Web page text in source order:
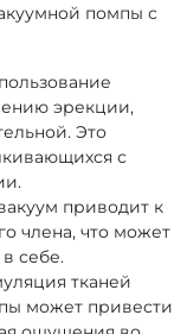
помпы с
эрекции,
Это
с
приводит к
члена, что может
себе.
тканей
может привести